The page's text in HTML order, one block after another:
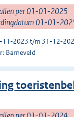
per 01-01-2025
01-01-
11-2023 t/m 31-12-
Barneveld